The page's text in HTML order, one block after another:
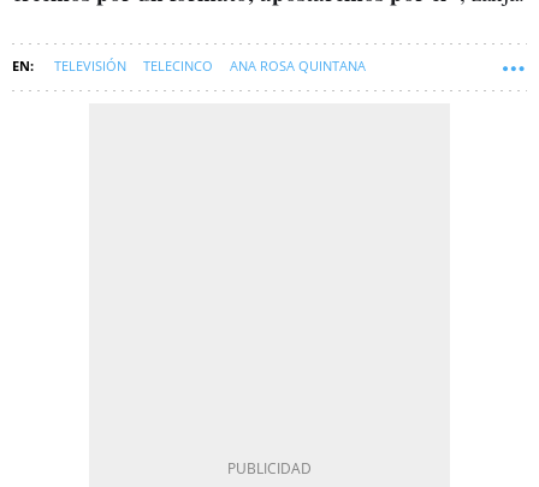
TELEVISIÓN TELECINCO ANA ROSA QUINTANA